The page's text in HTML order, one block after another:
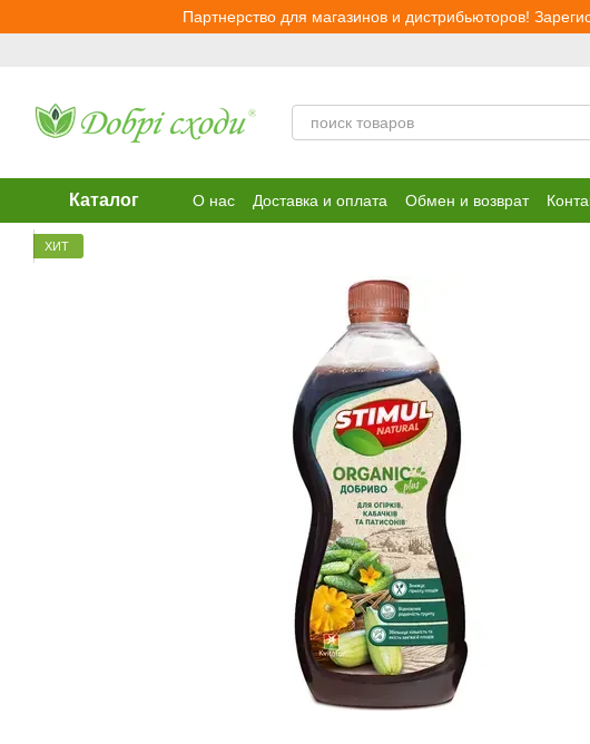
Перейти к основному контентуПартнерство для магазинов и дистрибьюторов!
Каталог О нас Доставка и оплата Обмен и возврат
ХИТ